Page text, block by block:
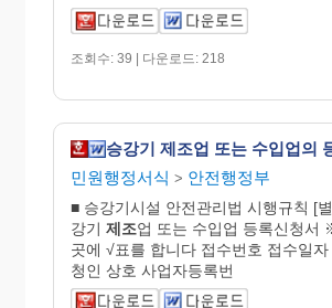
조회수: 39 | 다운로드: 218
승강기 제조업 또는 수입업의
민원행정서식 > 안전행정부
■ 승강기시설 안전관리법 시행규칙 [
강기 제조업 또는 수입업 등록신청서
곳에 √표를 합니다 접수번호 접수일
청인 상호 사업자등록번